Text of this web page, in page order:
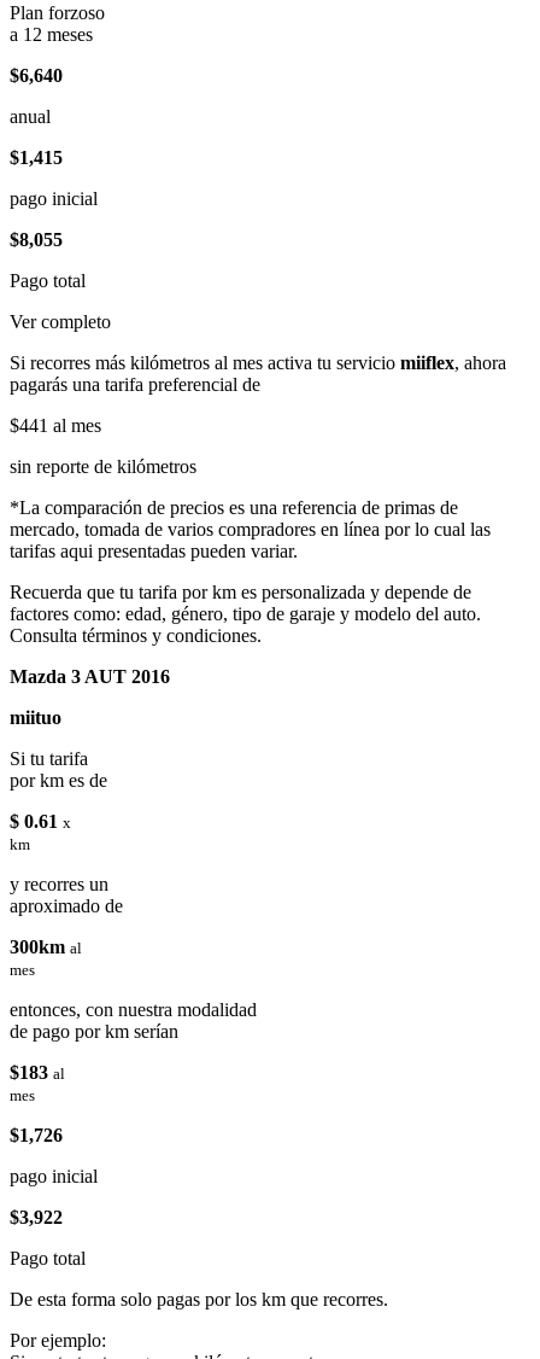
Plan forzoso
a 12 meses
$6,640
anual
$1,415
pago inicial
$8,055
Pago total
Ver completo
Si recorres más kilómetros al mes activa tu servicio miiflex, ahora
pagarás una tarifa preferencial de
$441 al mes
sin reporte de kilómetros
*La comparación de precios es una referencia de primas de
mercado, tomada de varios compradores en línea por lo cual las
tarifas aqui presentadas pueden variar.
Recuerda que tu tarifa por km es personalizada y depende de
factores como: edad, género, tipo de garaje y modelo del auto.
Consulta términos y condiciones.
Mazda 3 AUT 2016
miituo
Si tu tarifa
por km es de
$ 0.61 x
km
y recorres un
aproximado de
300km al
mes
entonces, con nuestra modalidad
de pago por km serían
$183 al
mes
$1,726
pago inicial
$3,922
Pago total
De esta forma solo pagas por los km que recorres.
Por ejemplo: